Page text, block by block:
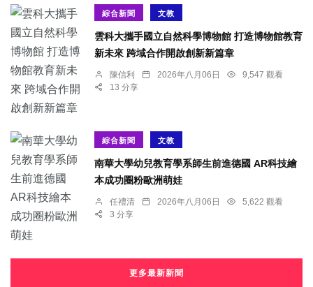
綜合新聞 文教
雲科大攜手國立自然科學博物館 打造博物館教育
新未來 跨域合作開啟創新新篇章
陳信利 2026年八月06日
9,547 觀看
13 分享
綜合新聞 文教
南華大學幼兒教育學系師生前進德國 AR科技繪
本成功圈粉歐洲萌娃
任禮清 2026年八月06日
5,622 觀看
3 分享
更多最新新聞